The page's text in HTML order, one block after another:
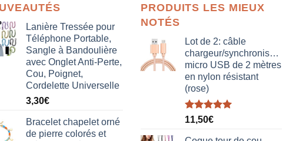
Lanière Tressée pour
Téléphone Portable,
Sangle à Bandoulière
avec Onglet Anti-Perte,
Cou, Poignet,
Cordelette Universelle
3,30€
Bracelet chapelet orné
de pierre colorés et
PRODUITS LES MIEUX
NOTÉS
Lot de 2: câble
chargeur/synchronisation
micro USB de 2 mètres
en nylon résistant
(rose)
Note5.00
11,50€